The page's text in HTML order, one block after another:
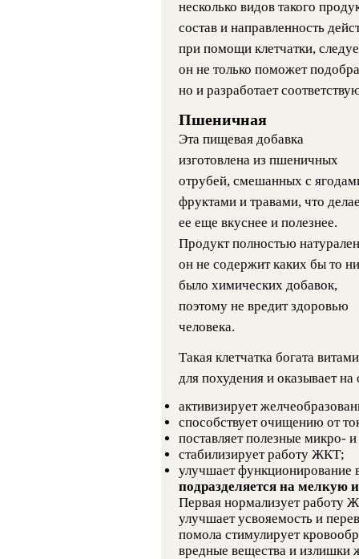
несколько видов такого
состав и направленность
при помощи клетчатки,
он не только поможет
но и разработает
Пшеничная
Эта пищевая добавка
изготовлена из пшеничных
отрубей, смешанных с
фруктами и травами, что
ее еще вкуснее и полезнее.
Продукт полностью
он не содержит каких бы то ни
было химических добавок,
поэтому не вредит здоровью
человека.
Такая клетчатка богата
для похудения и оказывает
активизирует
способствует очищению от
поставляет полезные микро-
стабилизирует работу ЖКТ;
улучшает функционирование
подразделяется на мелкую
Первая нормализует работу
улучшает усвояемость и
помола стимулирует
вредные вещества и излишки